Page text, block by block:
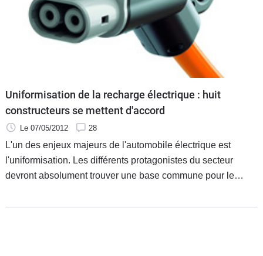
Uniformisation de la recharge électrique : huit
constructeurs se mettent d'accord
Le 07/05/2012 28
L'un des enjeux majeurs de l'automobile électrique est
l'uniformisation. Les différents protagonistes du secteur
devront absolument trouver une base commune pour le
pourrions vite nous retrouver perdus dans la marre des